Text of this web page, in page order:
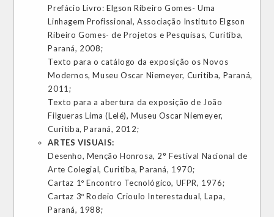
Prefácio Livro: Elgson Ribeiro Gomes- Uma
Linhagem Profissional, Associação Instituto Elgson
Ribeiro Gomes- de Projetos e Pesquisas, Curitiba,
Paraná, 2008;
Texto para o catálogo da exposição os Novos
Modernos, Museu Oscar Niemeyer, Curitiba, Paraná,
2011;
Texto para a abertura da exposição de João
Filgueras Lima (Lelé), Museu Oscar Niemeyer,
Curitiba, Paraná, 2012;
ARTES VISUAIS:
Desenho, Menção Honrosa, 2° Festival Nacional de
Arte Colegial, Curitiba, Paraná, 1970;
Cartaz 1º Encontro Tecnológico, UFPR, 1976;
Cartaz 3º Rodeio Crioulo Interestadual, Lapa,
Paraná, 1988;